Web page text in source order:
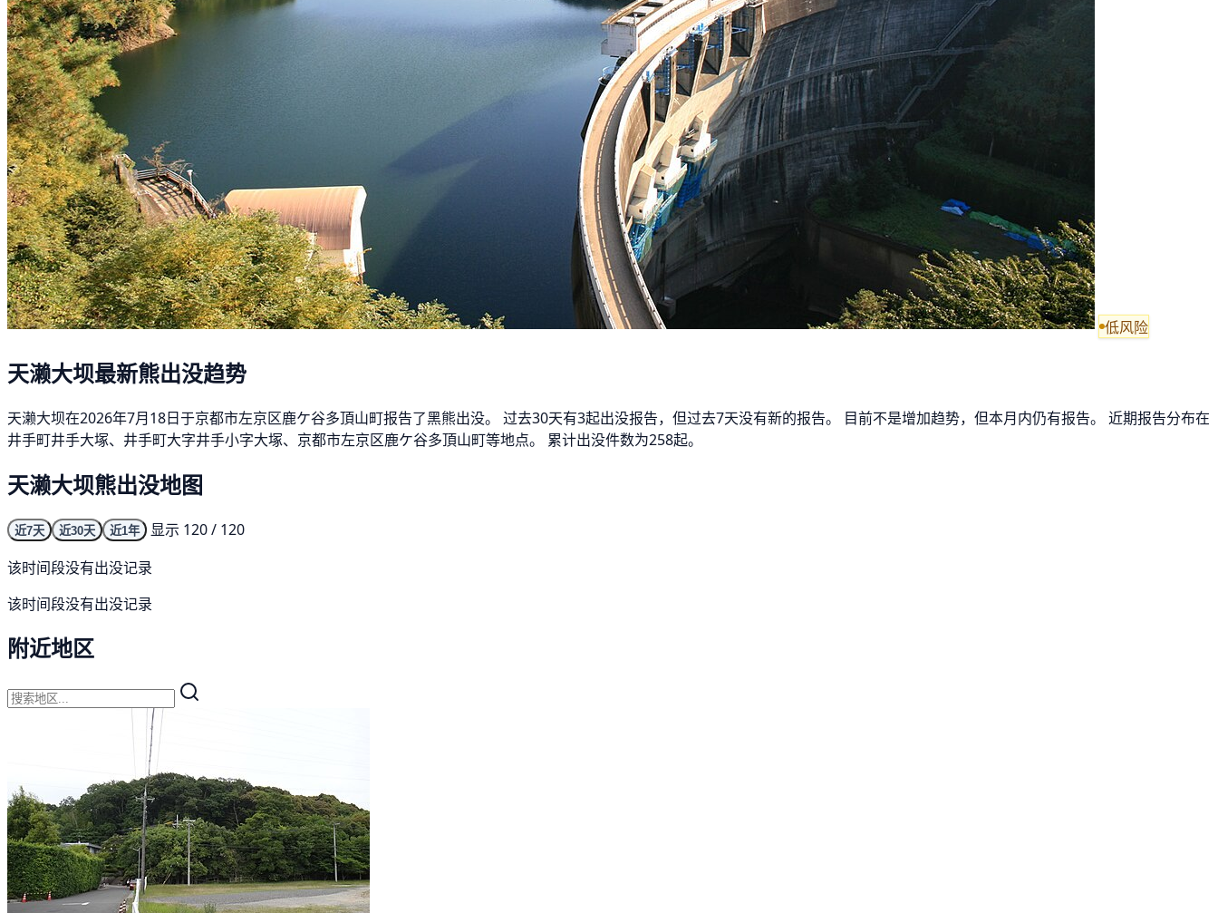
低风险
天濑大坝最新熊出没趋势
天濑大坝在2026年7月18日于京都市左京区鹿ケ谷多頂山町报告了黑熊出没。 过去30天有3起出没报告，但过去7天没有新的报告。 目前不是增加趋势，但本月内仍有报告。 近期报告分布在
井手町井手大塚、井手町大字井手小字大塚、京都市左京区鹿ケ谷多頂山町等地点。 累计出没件数为258起。
天濑大坝熊出没地图
近7天 近30天 近1年
显示 120 / 120
该时间段没有出没记录
该时间段没有出没记录
附近地区